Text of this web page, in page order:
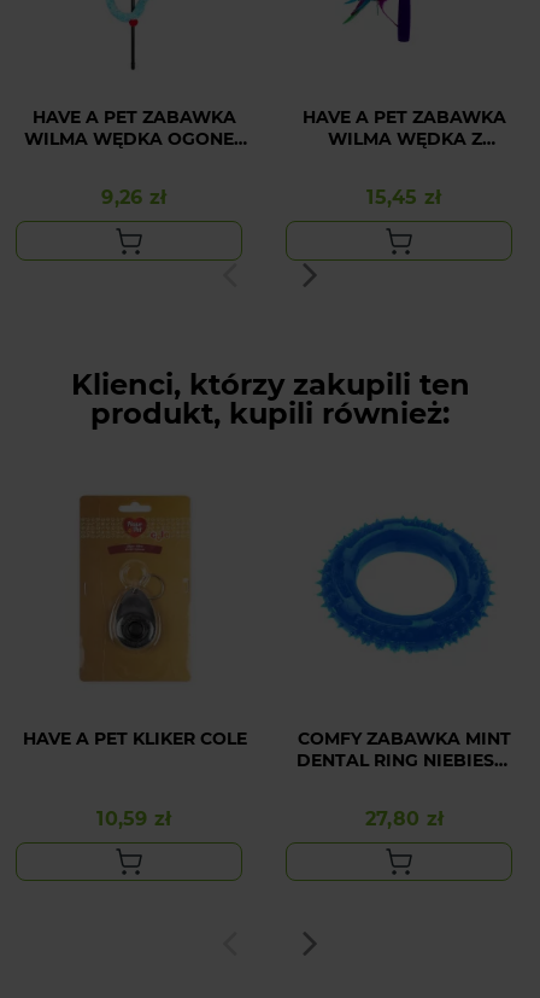
HAVE A PET ZABAWKA
WILMA WĘDKA OGONEK
Cena
9,26 zł
HAVE A PET ZABAWKA
WILMA WĘDKA Z
Cena
15,45 zł
Klienci, którzy zakupili ten
produkt, kupili również:
HAVE A PET KLIKER COLE
Cena
10,59 zł
COMFY ZABAWKA MINT
DENTAL RING NIEBIESKI
Cena
27,80 zł